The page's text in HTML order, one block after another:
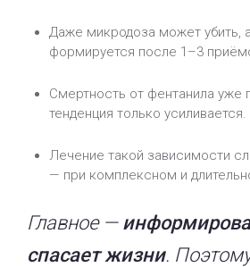
Даже микродоза может убить,
формируется после 1–3
Смертность от фентанила уже
тенденция только усиливается.
Лечение такой зависимости
— при комплексном и
Главное —
спасает жизни.